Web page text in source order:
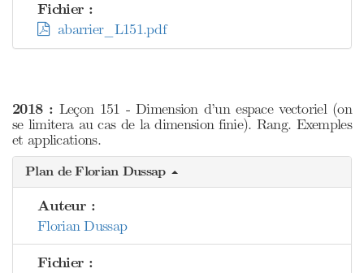
Fichier :
abarrier_L151.pdf
2018 : Leçon 151 - Dimension d’un espace vectoriel (on
se limitera au cas de la dimension finie). Rang. Exemples
et applications.
Plan de Florian Dussap
Auteur :
Florian Dussap
Fichier :